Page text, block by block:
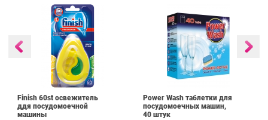
Finish 60st освежитель
ддя посудомоечной
машины
Power Wash таблетки для
посудомоечных машин,
40 штук